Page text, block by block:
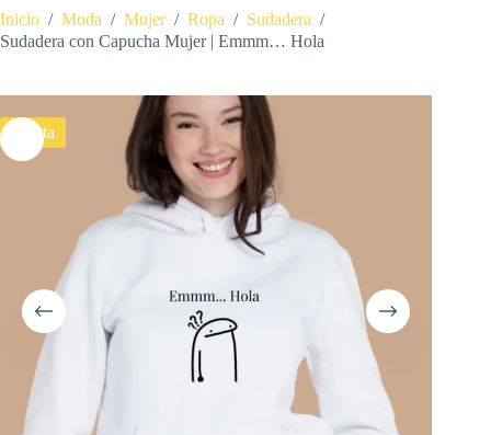
Inicio / Moda / Mujer / Ropa / Sudadera /
Sudadera con Capucha Mujer | Emmm… Hola
Oferta